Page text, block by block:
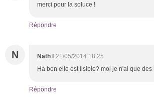
merci pour la soluce !
Répondre
N Nath l 21/05/2014 18:25
Ha bon elle est lisible? moi je n'ai que
Répondre